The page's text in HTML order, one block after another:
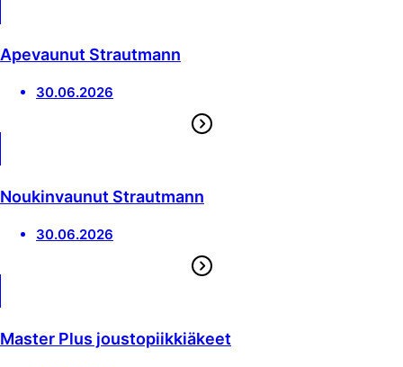
Apevaunut Strautmann
30.06.2026
Noukinvaunut Strautmann
30.06.2026
Master Plus joustopiikkiäkeet